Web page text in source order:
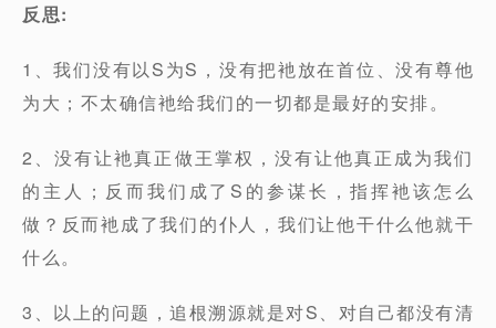
反思:
1、我们没有以S为S，没有把衪放在首位、没有尊他
为大；不太确信衪给我们的一切都是最好的安排。
2、没有让衪真正做王掌权，没有让他真正成为我们
的主人；反而我们成了S的参谋长，指挥衪该怎么
做？反而衪成了我们的仆人，我们让他干什么他就干
什么。
3、以上的问题，追根溯源就是对S、对自己都没有清